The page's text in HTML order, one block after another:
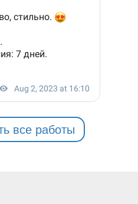
все работы